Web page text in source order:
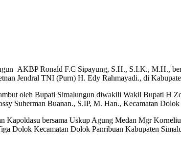
AKBP Ronald F.C Sipayung, S.H., S.I.K., M.H.,
Jendral TNI (Purn) H. Edy Rahmayadi., di
oleh Bupati Simalungun diwakili Wakil Bupati H
Suherman Buanan., S.IP, M. Han., Kecamatan
Kapoldasu bersama Uskup Agung Medan Mgr
Dolok Kecamatan Dolok Panribuan Kabupaten